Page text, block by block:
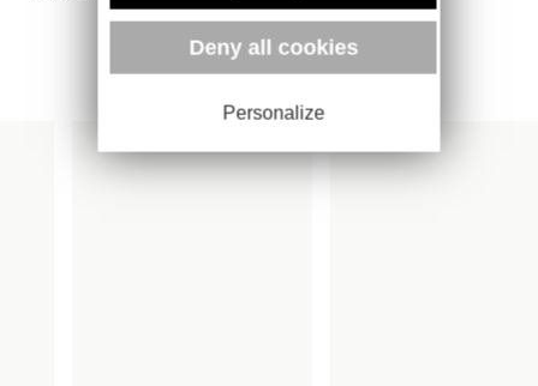
Plus d'ouvrages
Deny all cookies
Personalize